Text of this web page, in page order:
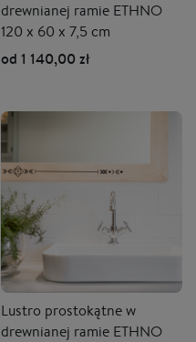
drewnianej ramie ETHNO
120 x 60 x 7,5 cm
od 1 140,00 zł
Lustro prostokątne w
drewnianej ramie ETHNO